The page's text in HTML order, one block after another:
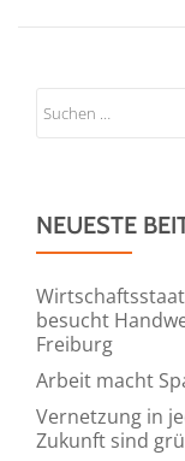
NEUESTE
besucht
Freiburg
Arbeit macht
Vernetzung in
Zukunft sind